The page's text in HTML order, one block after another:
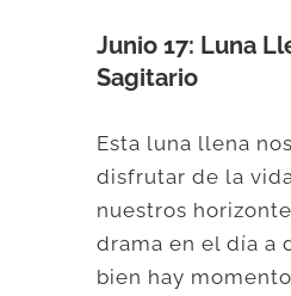
Junio 17: Luna
Sagitario
Esta luna llena
disfrutar de la
nuestros
drama en el día a
bien hay